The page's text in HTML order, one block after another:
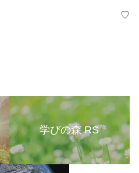
♡
学びの森 RS